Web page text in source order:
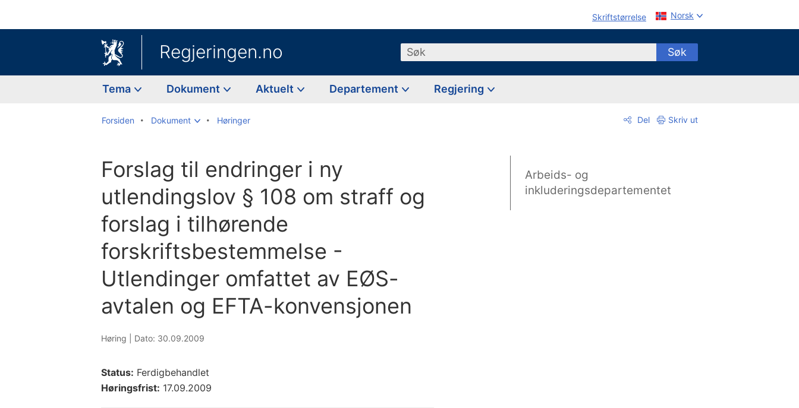
Skriftstørrelse Norsk
Regjeringen.no Søk Søk
Tema Dokument Aktuelt Departement Regjering
Forsiden Dokument Høringer Del Skriv ut
Forslag til endringer i ny
utlendingslov § 108 om straff og
forslag i tilhørende
forskriftsbestemmelse -
Utlendinger omfattet av EØS-
avtalen og EFTA-konvensjonen
Høring | Dato: 30.09.2009
Status: Ferdigbehandlet
Høringsfrist: 17.09.2009
Arbeids- og
inkluderingsdepartementet